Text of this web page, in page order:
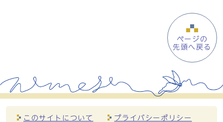
ページの
先頭へ戻る
このサイトについて プライバシーポリシー